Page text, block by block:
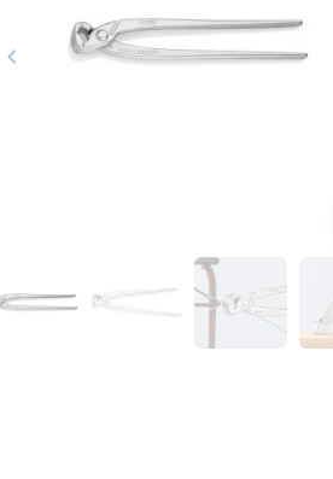
Vorige
keyboard_arrow_left